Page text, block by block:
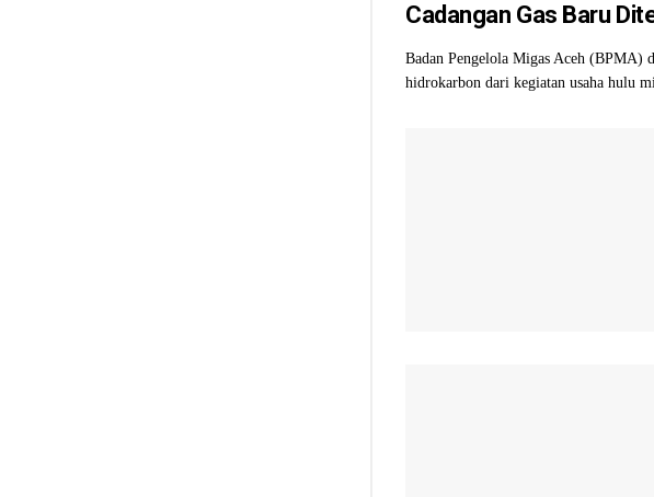
Cadangan Gas Baru
Badan Pengelola Migas Aceh (BPMA)
hidrokarbon dari kegiatan usaha hulu